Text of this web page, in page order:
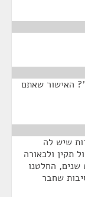
האישור שאתם
שיש לה
תקין ולכאורה
החלטנו
שחבר